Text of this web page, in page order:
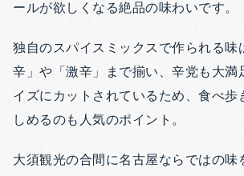
ールが欲しくなる絶品の味わいです。
独自のスパイスミックスで作られる味
辛」や「激辛」まで揃い、辛党も大満
イズにカットされているため、食べ歩
しめるのも人気のポイント。
大須観光の合間に名古屋ならではの味